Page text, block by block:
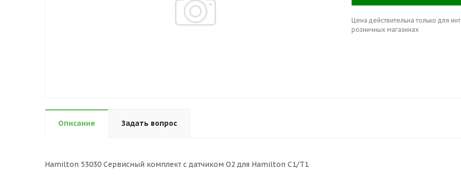
Цена действительна только для
розничных магазинах
Описание Задать вопрос
Hamilton 53030 Сервисный комплект с датчиком O2 для Hamilton C1/T1